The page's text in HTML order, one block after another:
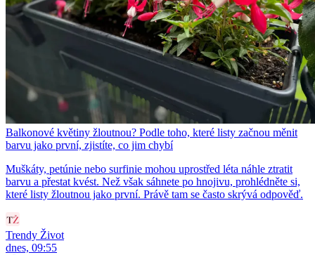
Balkonové květiny žloutnou? Podle toho, které listy začnou měnit
barvu jako první, zjistíte, co jim chybí
Muškáty, petúnie nebo surfinie mohou uprostřed léta náhle ztratit
barvu a přestat kvést. Než však sáhnete po hnojivu, prohlédněte si,
které listy žloutnou jako první. Právě tam se často skrývá odpověď.
Trendy Život
dnes, 09:55